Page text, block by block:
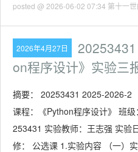
posted @ 2026-06-02 07:34 第十一世
2026年4月27日
on程序设计》实验三
摘要： 20253431 2025-2026-2
课程：《Python程序设计》 班
253431 实验教师：王志强 实验
修： 公选课 1.实验内容 （一）